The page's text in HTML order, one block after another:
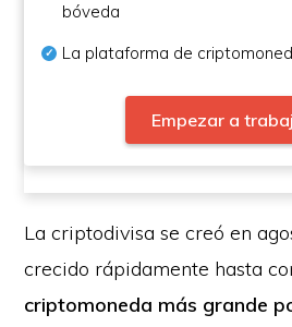
bóveda
La plataforma de
Empezar a
La criptodivisa se creó en
crecido rápidamente hasta
criptomoneda más grande